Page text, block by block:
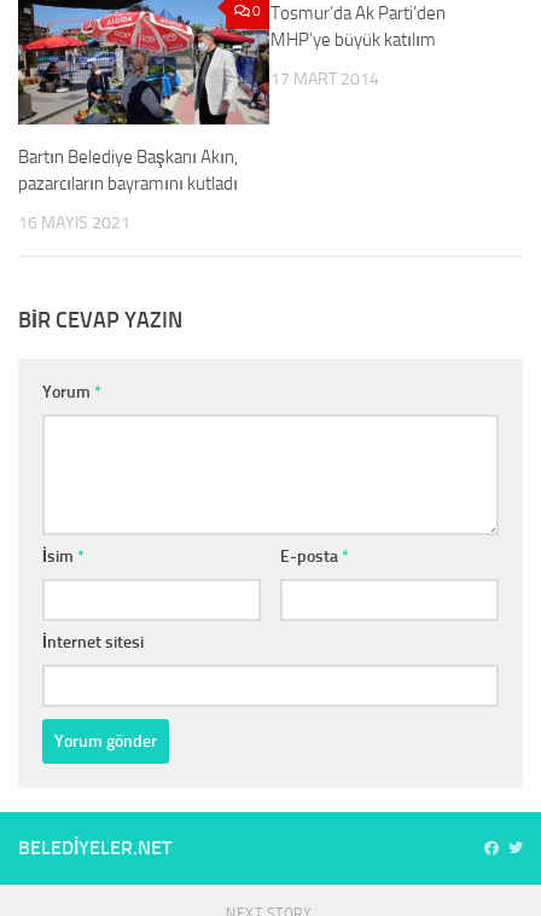
0
Bartın Belediye Başkanı Akın,
pazarcıların bayramını kutladı
16 MAYIS 2021
Tosmur’da Ak Parti’den
MHP’ye büyük katılım
17 MART 2014
BIR CEVAP YAZIN
Yorum *
İsim * E-posta*
İnternet sitesi
BELEDIYELER.NET